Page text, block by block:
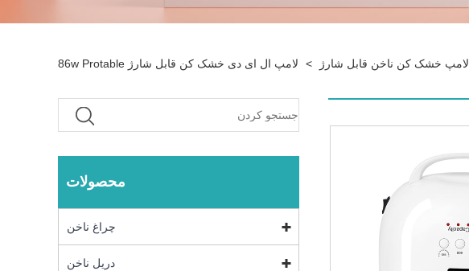
لامپ خشک کن ناخن قابل شارژ > لامپ ال ای دی خشک کن قابل شارژ 86w Protable
محصولات
چراغ ناخن
دریل ناخن